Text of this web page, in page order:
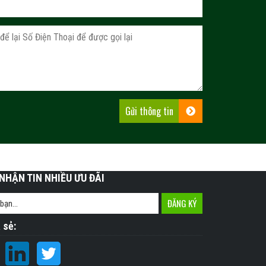
TIN NHIỀU ƯU ĐÃI
sẻ: